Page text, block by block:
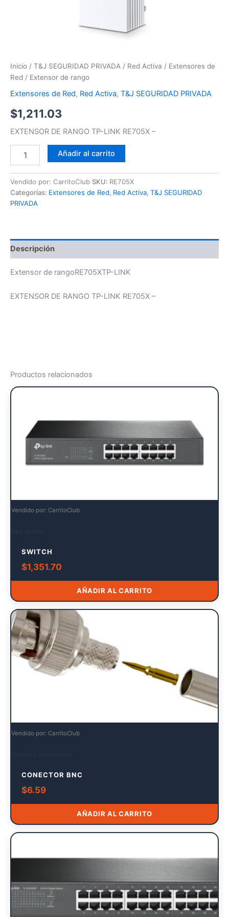
Inicio / T&J SEGURIDAD PRIVADA / Red Activa / Extensores de
Red / Extensor de rango
Extensores de Red, Red Activa, T&J SEGURIDAD PRIVADA
$1,211.03
EXTENSOR DE RANGO TP-LINK RE705X –
Añadir al carrito
Vendido por: CarritoClub SKU: RE705X
Categorías: Extensores de Red, Red Activa, T&J SEGURIDAD
PRIVADA
Descripción
Extensor de rangoRE705XTP-LINK
EXTENSOR DE RANGO TP-LINK RE705X –
Productos relacionados
Vendido por: CarritoClub
SWITCH
$1,351.70
AÑADIR AL CARRITO
Vendido por: CarritoClub
CONECTOR BNC
$6.59
AÑADIR AL CARRITO